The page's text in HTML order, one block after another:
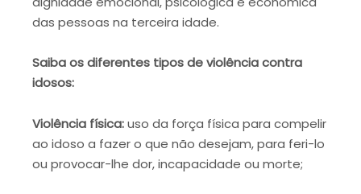
das pessoas na terceira idade.
Saiba os diferentes tipos de violência contra
idosos:
Violência física:uso da força física para compelir
ao idoso a fazer o que não desejam, para feri-lo
ou provocar-lhe dor, incapacidade ou morte;